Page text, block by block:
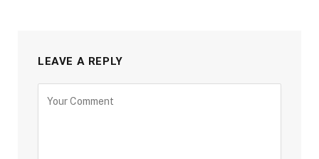
LEAVE A REPLY